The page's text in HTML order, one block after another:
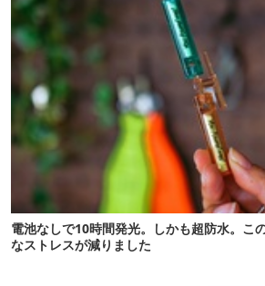
電池なしで10時間発光。しかも超防水。こ
なストレスが減りました